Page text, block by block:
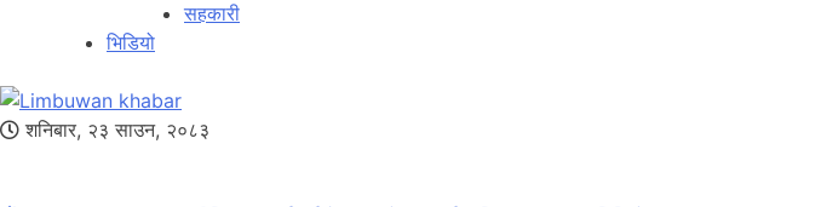
सहकारी
भिडियो
शनिबार, २३ साउन, २०८३